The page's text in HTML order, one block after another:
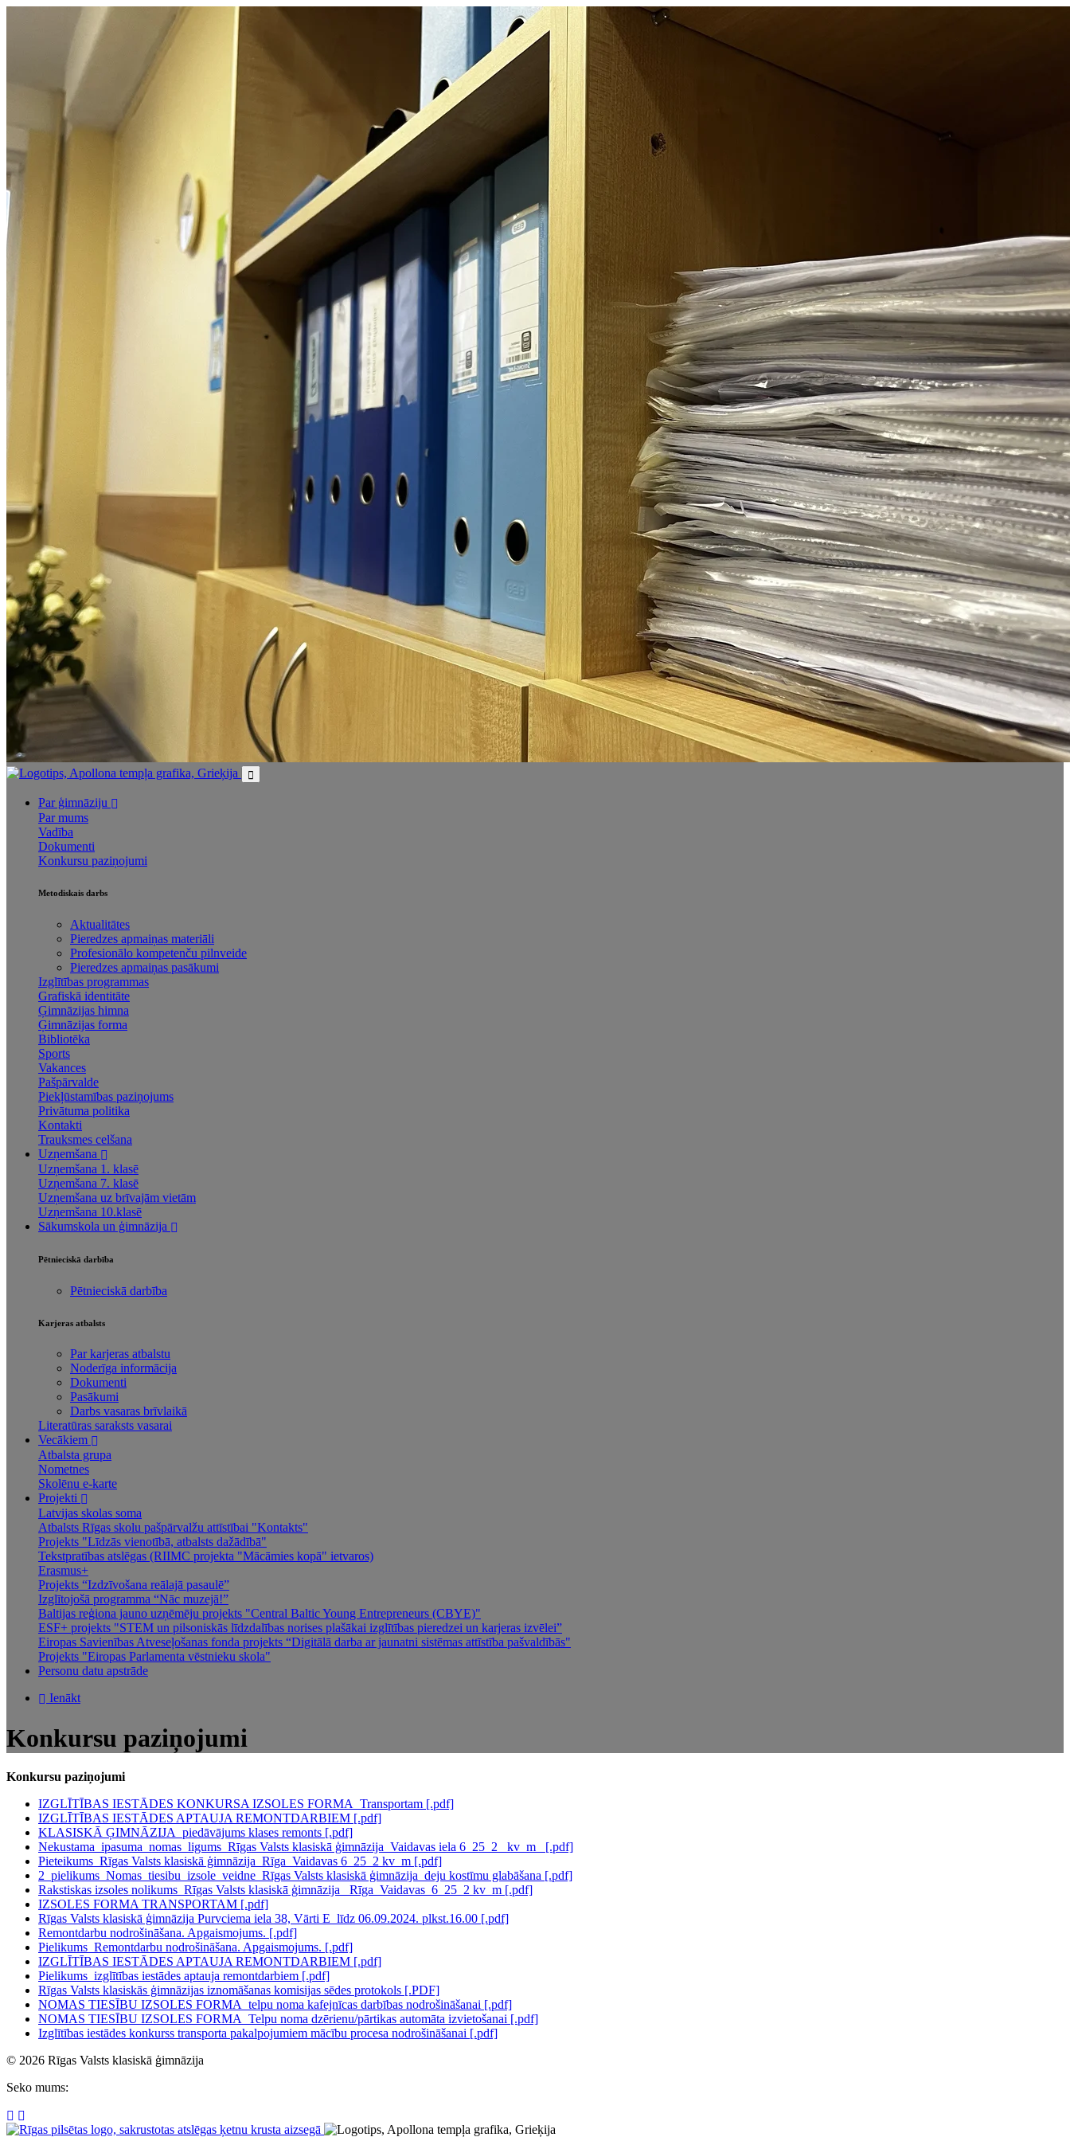
Par ģimnāziju
Par mums
Vadība
Dokumenti
Konkursu paziņojumi
Metodiskais darbs
Aktualitātes
Pieredzes apmaiņas materiāli
Profesionālo kompetenču pilnveide
Pieredzes apmaiņas pasākumi
Izglītības programmas
Grafiskā identitāte
Ģimnāzijas himna
Ģimnāzijas forma
Bibliotēka
Sports
Vakances
Pašpārvalde
Piekļūstamības paziņojums
Privātuma politika
Kontakti
Trauksmes celšana
Uzņemšana
Uzņemšana 1. klasē
Uzņemšana 7. klasē
Uzņemšana uz brīvajām vietām
Uzņemšana 10.klasē
Sākumskola un ģimnāzija
Pētnieciskā darbība
Pētnieciskā darbība
Karjeras atbalsts
Par karjeras atbalstu
Noderīga informācija
Dokumenti
Pasākumi
Darbs vasaras brīvlaikā
Literatūras saraksts vasarai
Vecākiem
Atbalsta grupa
Nometnes
Skolēnu e-karte
Projekti
Latvijas skolas soma
Atbalsts Rīgas skolu pašpārvalžu attīstībai "Kontakts"
Projekts "Līdzās vienotībā, atbalsts dažādībā"
Tekstpratības atslēgas (RIIMC projekta "Mācāmies kopā" ietvaros)
Erasmus+
Projekts “Izdzīvošana reālajā pasaulē”
Izglītojošā programma “Nāc muzejā!”
Baltijas reģiona jauno uzņēmēju projekts "Central Baltic Young Entrepreneurs (CBYE)"
ESF+ projekts "STEM un pilsoniskās līdzdalības norises plašākai izglītības pieredzei un karjeras izvēlei”
Eiropas Savienības Atveseļošanas fonda projekts “Digitālā darba ar jaunatni sistēmas attīstība pašvaldībās"
Projekts "Eiropas Parlamenta vēstnieku skola"
Personu datu apstrāde
Ienākt
Konkursu paziņojumi
Konkursu paziņojumi
IZGLĪTĪBAS IESTĀDES KONKURSA IZSOLES FORMA_Transportam [.pdf]
IZGLĪTĪBAS IESTĀDES APTAUJA REMONTDARBIEM [.pdf]
KLASISKĀ ĢIMNĀZIJA_piedāvājums klases remonts [.pdf]
Nekustama_ipasuma_nomas_ligums_Rīgas Valsts klasiskā ģimnāzija_Vaidavas iela 6_25_2_ kv_m_ [.pdf]
Pieteikums_Rīgas Valsts klasiskā ģimnāzija_Rīga_Vaidavas 6_25_2 kv_m [.pdf]
2_pielikums_Nomas_tiesibu_izsole_veidne_Rīgas Valsts klasiskā ģimnāzija_deju kostīmu glabāšana [.pdf]
Rakstiskas izsoles nolikums_Rīgas Valsts klasiskā ģimnāzija_ Rīga_Vaidavas_6_25_2 kv_m [.pdf]
IZSOLES FORMA TRANSPORTAM [.pdf]
Rīgas Valsts klasiskā ģimnāzija Purvciema iela 38, Vārti E_līdz 06.09.2024. plkst.16.00 [.pdf]
Remontdarbu nodrošināšana. Apgaismojums. [.pdf]
Pielikums_Remontdarbu nodrošināšana. Apgaismojums. [.pdf]
IZGLĪTĪBAS IESTĀDES APTAUJA REMONTDARBIEM [.pdf]
Pielikums_izglītības iestādes aptauja remontdarbiem [.pdf]
Rīgas Valsts klasiskās ģimnāzijas iznomāšanas komisijas sēdes protokols [.PDF]
NOMAS TIESĪBU IZSOLES FORMA_telpu noma kafejnīcas darbības nodrošināšanai [.pdf]
NOMAS TIESĪBU IZSOLES FORMA_Telpu noma dzērienu/pārtikas automāta izvietošanai [.pdf]
Izglītības iestādes konkurss transporta pakalpojumiem mācību procesa nodrošināšanai [.pdf]
© 2026 Rīgas Valsts klasiskā ģimnāzija
Seko mums: